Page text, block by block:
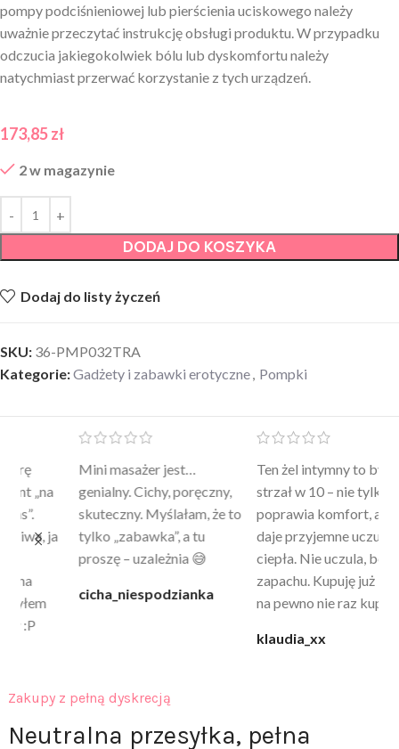
pompy podciśnieniowej lub pierścienia uciskowego należy
uważnie przeczytać instrukcję obsługi produktu. W przypadku
odczucia jakiegokolwiek bólu lub dyskomfortu należy
natychmiast przerwać korzystanie z tych urządzeń.
173,85zł
2 w magazynie
DODAJ DO KOSZYKA
Dodaj do listy życzeń
SKU: 36-PMP032TRA
Kategorie:Gadżety i zabawki erotyczne, Pompki
Mini masażer jest…
genialny. Cichy, poręczny,
skuteczny. Myślałam, że to
tylko „zabawka”, a tu
proszę – uzależnia 😅
cicha_niespodzianka
Ten żel intymny to był
strzał w 10 – nie tylko
poprawia komfort, ale też
daje przyjemne uczucie
ciepła. Nie uczula, bez
zapachu. Kupuję już 3 raz i
na pewno nie raz kupie
klaudia_xx
Zakupy z pełną dyskrecją
Neutralna przesyłka, pełna